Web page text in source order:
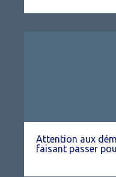
Attention aux
faisant passer